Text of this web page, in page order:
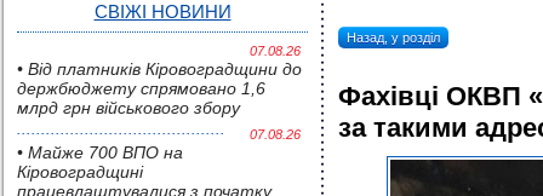
СВІЖІ НОВИНИ
07.08.26
• Від платників Кіровоградщини до
держбюджету спрямовано 1,6
млрд грн військового збору
07.08.26
• Майже 700 ВПО на
Кіровоградщині
працевлаштувалися з початку
Назад, у розділ
Фахівці ОКВП
за такими